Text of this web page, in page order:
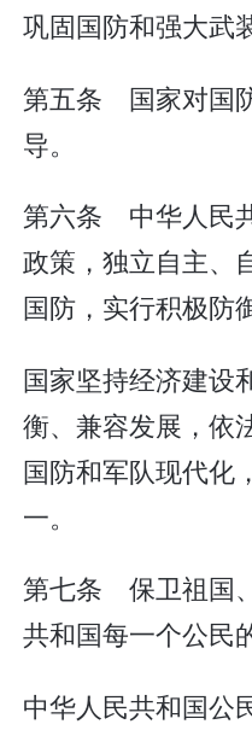
巩固国防和强大武
第五条 国家对国
导。
第六条 中华人民
政策，独立自主、
国防，实行积极防
国家坚持经济建设
衡、兼容发展，依
国防和军队现代化
一。
第七条 保卫祖国
共和国每一个公民
中华人民共和国公